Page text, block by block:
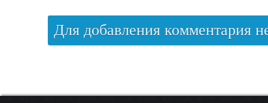
Для добавления комментария